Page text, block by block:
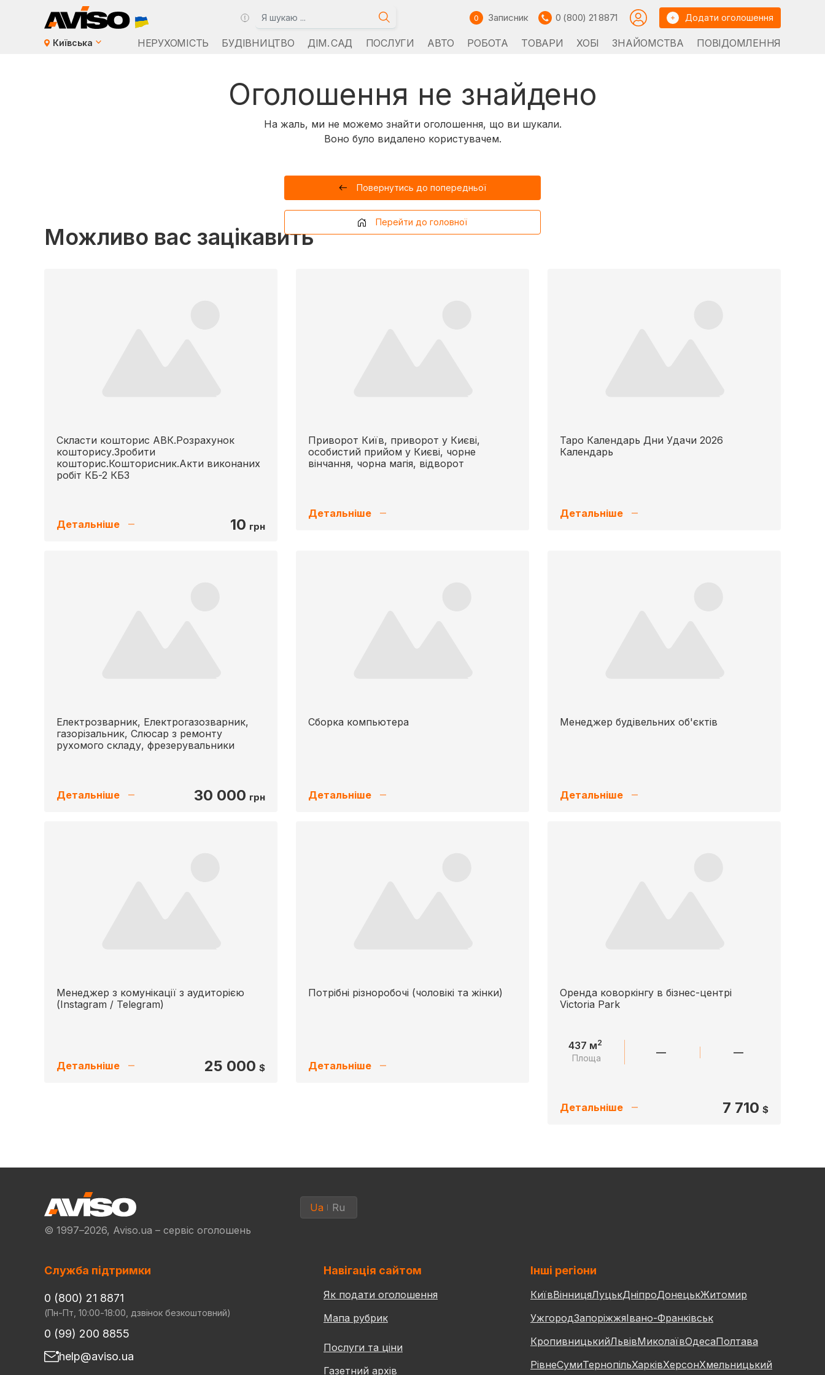
0 Записник 0 (800) 21 8871 Додати оголошення
Київська НЕРУХОМІСТЬ БУДІВНИЦТВО ДІМ. САД ПОСЛУГИ АВТО РОБОТА ТОВАРИ ХОБІ ЗНАЙОМСТВА ПОВІДОМЛЕННЯ
Оголошення не знайдено
На жаль, ми не можемо знайти оголошення, що ви шукали.
Воно було видалено користувачем.
Повернутись до попередньої
Перейти до головної
Можливо вас зацікавить
Скласти кошторис АВК.Розрахунок
кошторису.Зробити
кошторис.Кошторисник.Акти виконаних
робіт КБ-2 КБ3
Детальніше 10 грн
Приворот Київ, приворот у Києві,
особистий прийом у Києві, чорне
вінчання, чорна магія, відворот
Детальніше
Таро Календарь Дни Удачи 2026
Календарь
Детальніше
Електрозварник, Електрогазозварник,
газорізальник, Слюсар з ремонту
рухомого складу, фрезерувальники
Детальніше 30 000 грн
Сборка компьютера
Детальніше
Менеджер будівельних об'єктів
Детальніше
Менеджер з комунікації з аудиторією
(Instagram / Telegram)
Детальніше 25 000 $
Потрібні різноробочі (чоловікі та жінки)
Детальніше
Оренда коворкінгу в бізнес-центрі
Victoria Park
437 м2
Площа — —
Детальніше 7 710 $
© 1997–2026, Aviso.ua – сервіс оголошень
Ua Ru
Служба підтримки
0 (800) 21 8871
(Пн-Пт, 10:00-18:00, дзвінок безкоштовний)
0 (99) 200 8855
help@aviso.ua
Навігація сайтом
Як подати оголошення
Мапа рубрик
Послуги та ціни
Газетний архів
Інші регіони
КиївВінницяЛуцькДніпроДонецькЖитомир
УжгородЗапоріжжяІвано-Франківськ
КропивницькийЛьвівМиколаївОдесаПолтава
РівнеСумиТернопільХарківХерсонХмельницький